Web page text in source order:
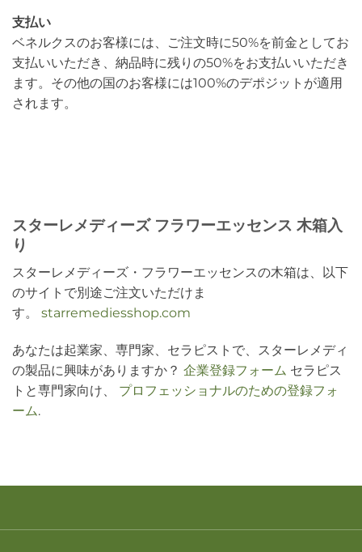
支払い
ベネルクスのお客様には、ご注文時に50%を前金としてお
支払いいただき、納品時に残りの50%をお支払いいただき
ます。その他の国のお客様には100%のデポジットが適用
されます。
スターレメディーズ フラワーエッセンス 木箱入
り
スターレメディーズ・フラワーエッセンスの木箱は、以下
のサイトで別途ご注文いただけま
す。 starremediesshop.com
あなたは起業家、専門家、セラピストで、スターレメディ
の製品に興味がありますか？ 企業登録フォーム セラピス
トと専門家向け、 プロフェッショナルのための登録フォ
ーム.